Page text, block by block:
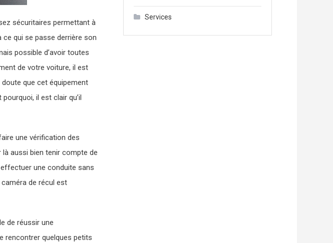
sécuritaires permettant à
qui se passe derrière son
possible d’avoir toutes
de votre voiture, il est
que cet équipement
il est clair qu’il
une vérification des
aussi bien tenir compte de
une conduite sans
de récul est
de réussir une
rencontrer quelques petits
Services